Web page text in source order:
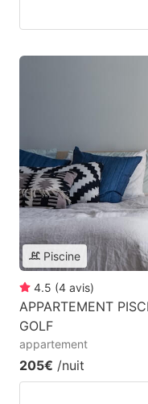
Piscine
4.5 (4 avis)
APPARTEMENT
GOLF
appartement
205€ /nuit